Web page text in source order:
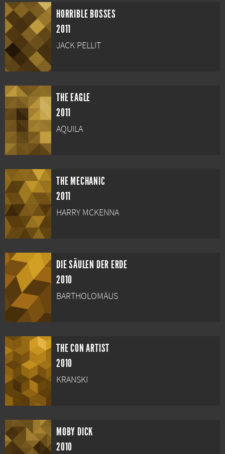
HORRIBLE BOSSES
2011
JACK PELLIT
THE EAGLE
2011
AQUILA
THE MECHANIC
2011
HARRY MCKENNA
DIE SÄULEN DER ERDE
2010
BARTHOLOMÄUS
THE CON ARTIST
2010
KRANSKI
MOBY DICK
2010